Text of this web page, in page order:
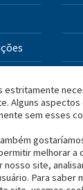
deste site
Capital, LLC
total
estritamente
Alguns
sem esses
melhorar a
nosso site,
Para saber